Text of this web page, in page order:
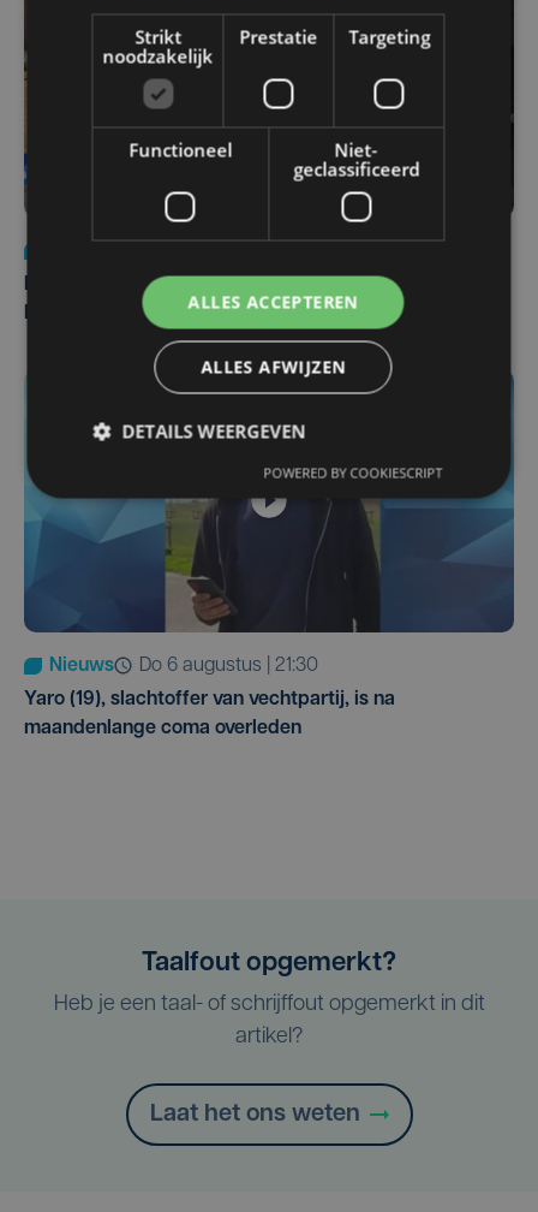
Man en vrouw dood aangetroffen in woning in Sint-
Pieters Brugge
Nieuws
do 6 augustus | 21:30
Yaro (19), slachtoffer van vechtpartij, is na
maandenlange coma overleden
Taalfout opgemerkt?
Heb je een taal- of schrijffout opgemerkt in dit
artikel?
Laat het ons weten
Strikt
noodzakelijk
Prestatie Targeting
Functioneel
Niet-
geclassificeerd
ALLES ACCEPTEREN
ALLES AFWIJZEN
DETAILS WEERGEVEN
POWERED BY COOKIESCRIPT